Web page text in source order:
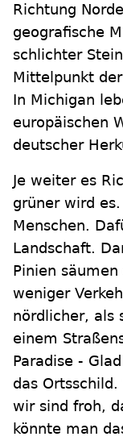
Richtung
geografische
schlichter
Mittelpunkt
In Michigan
europäischen
deutscher
Je weiter es
grüner wird
Menschen.
Landschaft.
Pinien
weniger
nördlicher, als
einem
Paradise -
das
wir sind froh,
könnte man